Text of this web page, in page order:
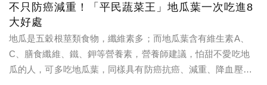
不只防癌減重！「平民蔬菜王」地瓜葉一次吃進8
大好處
地瓜是五穀根莖類食物，纖維素多；而地瓜葉含有維生素A、
C、膳食纖維、鐵、鉀等營養素，營養師建議，怕甜不愛吃地
瓜的人，可多吃地瓜葉，同樣具有防癌抗癌、減重、降血壓、